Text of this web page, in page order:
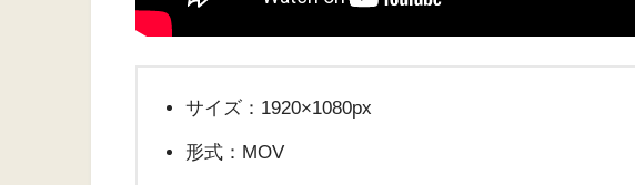
サイズ：1920×1080px
形式：MOV